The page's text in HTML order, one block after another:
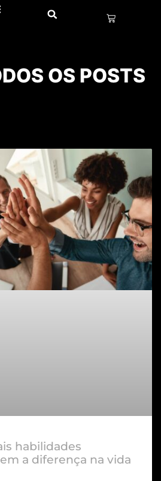
OS POSTS
habilidades
a diferença na vida